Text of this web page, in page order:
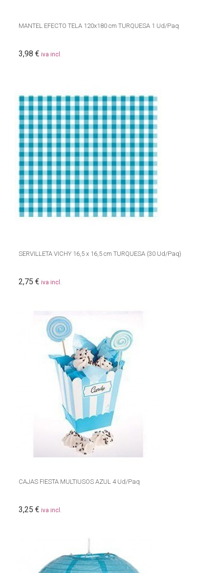
MANTEL EFECTO TELA 120x180 cm TURQUESA 1 Ud/Paq
3,98 € iva incl.
SERVILLETA VICHY 16,5 x 16,5 cm TURQUESA (30 Ud/Paq)
2,75 € iva incl.
CAJAS FIESTA MULTIUSOS AZUL 4 Ud/Paq
3,25 € iva incl.